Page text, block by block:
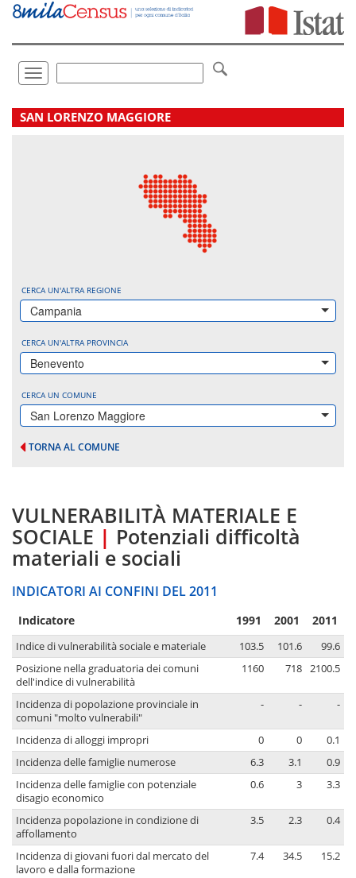
Vai
direttamente
Toggle
navigation
.
SAN LORENZO MAGGIORE
CERCA UN'ALTRA REGIONE
Campania
CERCA UN'ALTRA PROVINCIA
Benevento
CERCA UN COMUNE
San Lorenzo Maggiore
TORNA AL COMUNE
VULNERABILITÀ MATERIALE E
SOCIALE | Potenziali difficoltà
materiali e sociali
INDICATORI AI CONFINI DEL 2011
Indicatore 1991 2001 2011
Indice di vulnerabilità sociale e materiale 103.5 101.6
99.6
Posizione nella graduatoria dei comuni
dell'indice di vulnerabilità
1160 718 2100.5
Incidenza di popolazione provinciale in
comuni "molto vulnerabili"
- - -
Incidenza di alloggi impropri 0 0
0.1
Incidenza delle famiglie numerose
6.3 3.1
0.9
Incidenza delle famiglie con potenziale
disagio economico
0.6 3 3.3
Incidenza popolazione in condizione di
affollamento
3.5 2.3 0.4
Incidenza di giovani fuori dal mercato del
lavoro e dalla formazione
7.4 34.5 15.2